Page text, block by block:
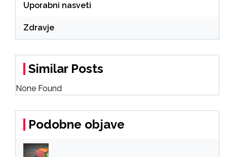
Uporabni nasveti
Zdravje
Similar Posts
None Found
Podobne objave